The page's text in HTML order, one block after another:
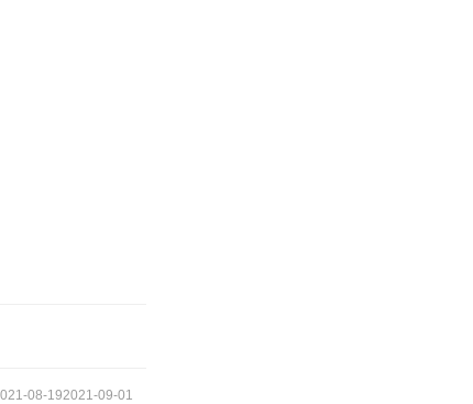
2021-09-01
08-19